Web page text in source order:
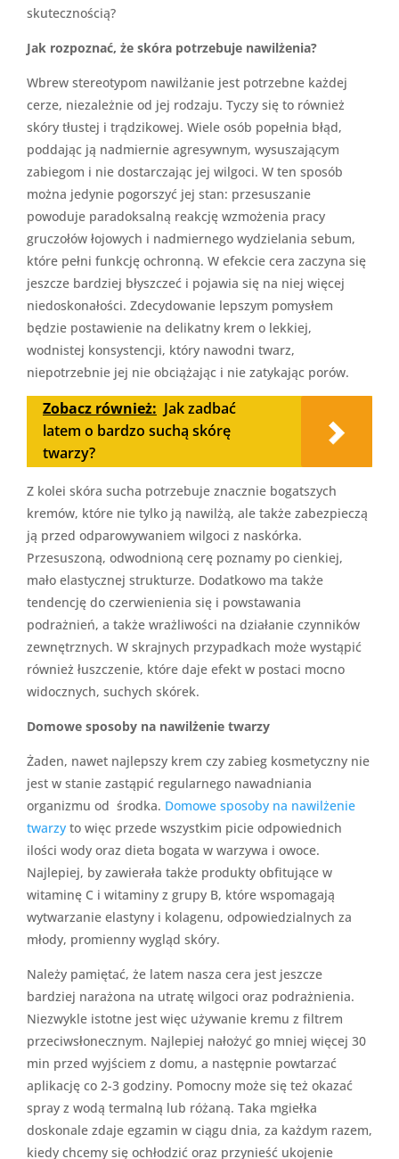
skutecznością?
Jak rozpoznać, że skóra potrzebuje nawilżenia?
Wbrew stereotypom nawilżanie jest potrzebne każdej
cerze, niezależnie od jej rodzaju. Tyczy się to również
skóry tłustej i trądzikowej. Wiele osób popełnia błąd,
poddając ją nadmiernie agresywnym, wysuszającym
zabiegom i nie dostarczając jej wilgoci. W ten sposób
można jedynie pogorszyć jej stan: przesuszanie
powoduje paradoksalną reakcję wzmożenia pracy
gruczołów łojowych i nadmiernego wydzielania sebum,
które pełni funkcję ochronną. W efekcie cera zaczyna się
jeszcze bardziej błyszczeć i pojawia się na niej więcej
niedoskonałości. Zdecydowanie lepszym pomysłem
będzie postawienie na delikatny krem o lekkiej,
wodnistej konsystencji, który nawodni twarz,
niepotrzebnie jej nie obciążając i nie zatykając porów.
Zobacz również: Jak zadbać
latem o bardzo suchą skórę
twarzy?
Z kolei skóra sucha potrzebuje znacznie bogatszych
kremów, które nie tylko ją nawilżą, ale także zabezpieczą
ją przed odparowywaniem wilgoci z naskórka.
Przesuszoną, odwodnioną cerę poznamy po cienkiej,
mało elastycznej strukturze. Dodatkowo ma także
tendencję do czerwienienia się i powstawania
podrażnień, a także wrażliwości na działanie czynników
zewnętrznych. W skrajnych przypadkach może wystąpić
również łuszczenie, które daje efekt w postaci mocno
widocznych, suchych skórek.
Domowe sposoby na nawilżenie twarzy
Żaden, nawet najlepszy krem czy zabieg kosmetyczny nie
jest w stanie zastąpić regularnego nawadniania
organizmu od środka. Domowe sposoby na nawilżenie
twarzy to więc przede wszystkim picie odpowiednich
ilości wody oraz dieta bogata w warzywa i owoce.
Najlepiej, by zawierała także produkty obfitujące w
witaminę C i witaminy z grupy B, które wspomagają
wytwarzanie elastyny i kolagenu, odpowiedzialnych za
młody, promienny wygląd skóry.
Należy pamiętać, że latem nasza cera jest jeszcze
bardziej narażona na utratę wilgoci oraz podrażnienia.
Niezwykle istotne jest więc używanie kremu z filtrem
przeciwsłonecznym. Najlepiej nałożyć go mniej więcej 30
min przed wyjściem z domu, a następnie powtarzać
aplikację co 2-3 godziny. Pomocny może się też okazać
spray z wodą termalną lub różaną. Taka mgiełka
doskonale zdaje egzamin w ciągu dnia, za każdym razem,
kiedy chcemy się ochłodzić oraz przynieść ukojenie